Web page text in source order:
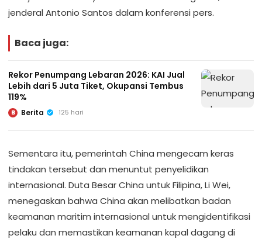
jenderal Antonio Santos dalam konferensi pers.
Baca juga:
Rekor Penumpang Lebaran 2026: KAI Jual
Lebih dari 5 Juta Tiket, Okupansi Tembus
119%
B Berita 125 hari
Sementara itu, pemerintah China mengecam keras
tindakan tersebut dan menuntut penyelidikan
internasional. Duta Besar China untuk Filipina, Li Wei,
menegaskan bahwa China akan melibatkan badan
keamanan maritim internasional untuk mengidentifikasi
pelaku dan memastikan keamanan kapal dagang di